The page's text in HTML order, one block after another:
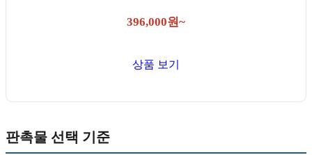
396,000원~
상품 보기
판촉물 선택 기준